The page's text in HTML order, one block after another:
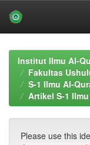
navigationInstitut Ilmu Al-
Fakultas
S-1 Ilmu Al-
Artikel S-1
Please use this